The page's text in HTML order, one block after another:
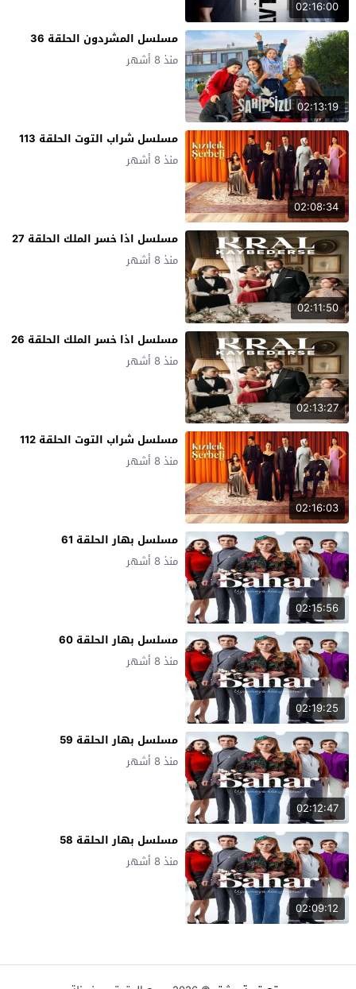
02:16:00
02:13:19
مسلسل المشردون الحلقة 36
منذ 8 أشهر
02:08:34
مسلسل شراب التوت الحلقة 113
منذ 8 أشهر
02:11:50
مسلسل اذا خسر الملك الحلقة 27
منذ 8 أشهر
02:13:27
مسلسل اذا خسر الملك الحلقة 26
منذ 8 أشهر
02:16:03
مسلسل شراب التوت الحلقة 112
منذ 8 أشهر
02:15:56
مسلسل بهار الحلقة 61
منذ 8 أشهر
02:19:25
مسلسل بهار الحلقة 60
منذ 8 أشهر
02:12:47
مسلسل بهار الحلقة 59
منذ 8 أشهر
02:09:12
مسلسل بهار الحلقة 58
منذ 8 أشهر